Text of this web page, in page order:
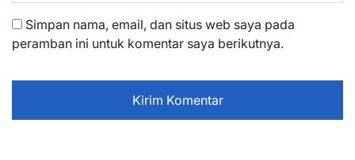
Simpan nama, email, dan situs web saya pada
peramban ini untuk komentar saya berikutnya.